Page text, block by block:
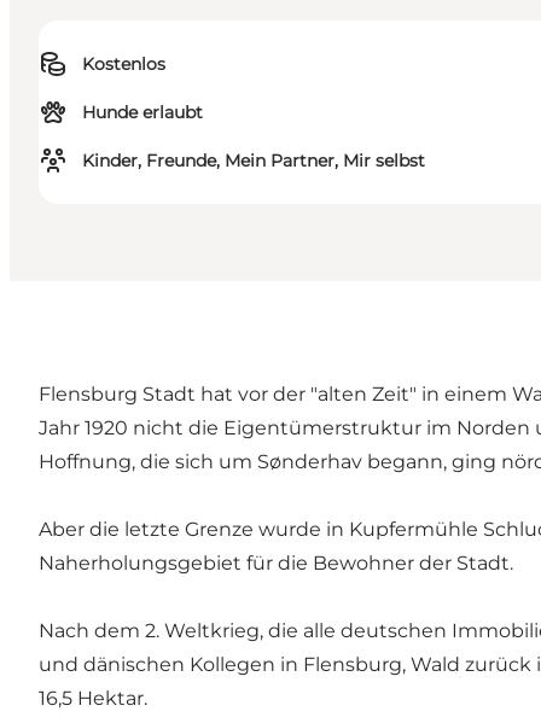
Kostenlos
Hunde erlaubt
Kinder, Freunde, Mein Partner, Mir selbst
Flensburg Stadt hat vor der "alten Zeit" in einem
Jahr 1920 nicht die Eigentümerstruktur im Norden
Hoffnung, die sich um Sønderhav begann, ging
Aber die letzte Grenze wurde in Kupfermühle
Naherholungsgebiet für die Bewohner der Stadt.
Nach dem 2. Weltkrieg, die alle deutschen
und dänischen Kollegen in Flensburg, Wald
16,5 Hektar.